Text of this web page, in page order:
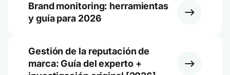
Brand monitoring: herramientas
y guía para 2026
Gestión de la reputación de
marca: Guía del experto +